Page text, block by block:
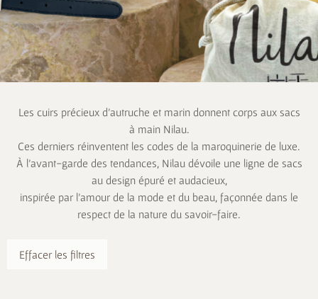
Les cuirs précieux d’autruche et marin donnent corps aux sacs
à main Nilau.
Ces derniers réinventent les codes de la maroquinerie de luxe.
À l’avant-garde des tendances, Nilau dévoile une ligne de sacs
au design épuré et audacieux,
inspirée par l’amour de la mode et du beau, façonnée dans le
respect de la nature du savoir-faire.
Effacer les filtres